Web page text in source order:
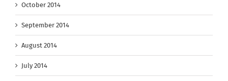
October 2014
September 2014
August 2014
July 2014